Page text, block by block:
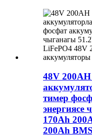
48V
тимер
энергиясе
170Ah
200Ah